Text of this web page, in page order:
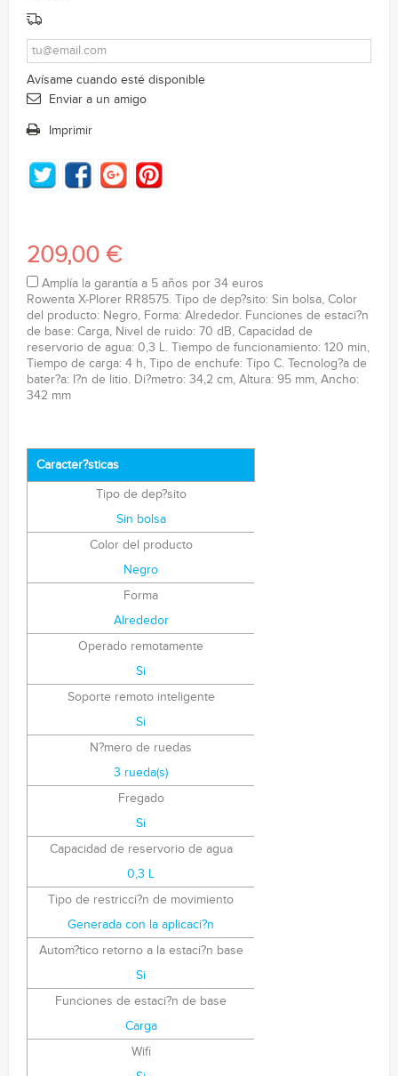
Avísame cuando esté disponible
Enviar a un amigo
Imprimir
209,00 €
Amplía la garantía a 5 años por 34 euros
Rowenta X-Plorer RR8575. Tipo de dep?sito: Sin bolsa, Color
del producto: Negro, Forma: Alrededor. Funciones de estaci?n
de base: Carga, Nivel de ruido: 70 dB, Capacidad de
reservorio de agua: 0,3 L. Tiempo de funcionamiento: 120 min,
Tiempo de carga: 4 h, Tipo de enchufe: Tipo C. Tecnolog?a de
bater?a: I?n de litio. Di?metro: 34,2 cm, Altura: 95 mm, Ancho:
342 mm
Caracter?sticas
Tipo de dep?sito
Sin bolsa
Color del producto
Negro
Forma
Alrededor
Operado remotamente
Si
Soporte remoto inteligente
Si
N?mero de ruedas
3 rueda(s)
Fregado
Si
Capacidad de reservorio de agua
0,3 L
Tipo de restricci?n de movimiento
Generada con la aplicaci?n
Autom?tico retorno a la estaci?n base
Si
Funciones de estaci?n de base
Carga
Wifi